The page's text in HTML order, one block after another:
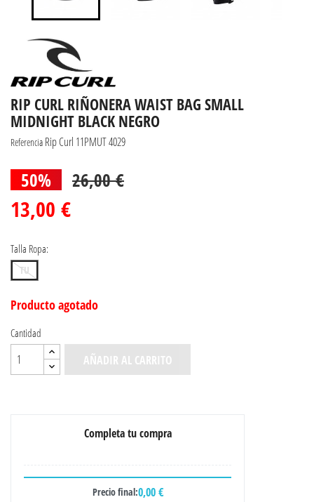
RIP CURL RIÑONERA WAIST BAG SMALL
MIDNIGHT BLACK NEGRO
Referencia Rip Curl 11PMUT 4029
50% 26,00 €
13,00 €
Talla Ropa:
TU
Producto agotado
Cantidad
AÑADIR AL CARRITO
Completa tu compra
Precio final:0,00 €